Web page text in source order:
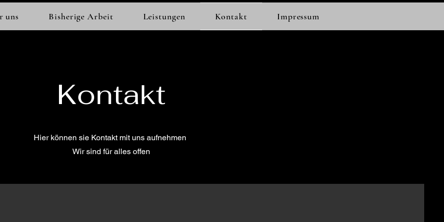
uns Bisherige Arbeit Leistungen Kontakt Impressum
Kontakt
Hier können sie Kontakt mit uns aufnehmen
Wir sind für alles offen